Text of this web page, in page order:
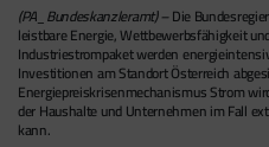
(PA_Bundeskanzleramt) –Die
leistbare Energie, Wettbewerbsfähigkeit
Industriestrompaket werden
Investitionen am Standort Österreich
Energiepreiskrisenmechanismus Strom
der Haushalte und Unternehmen im Fall
kann.